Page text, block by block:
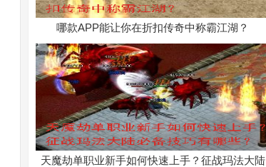
哪款APP能让你在折扣传奇中称霸江湖？
天魔劫单职业新手如何快速上手？征战玛法大陆